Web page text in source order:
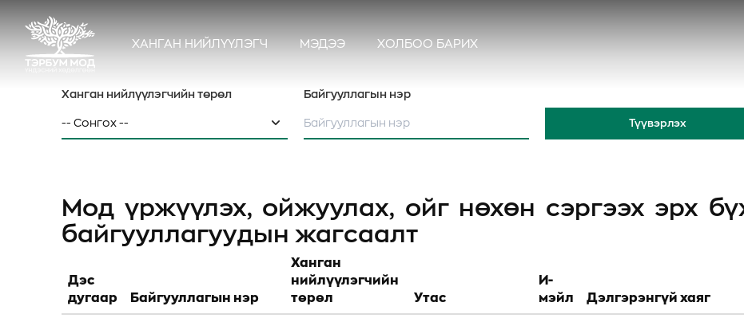
ХАНГАН НИЙЛҮҮЛЭГЧ МЭДЭЭ ХОЛБОО БАРИХ
Ханган нийлүүлэгчийн төрөл Байгууллагын нэр
Түүвэрлэх
Мод үржүүлэх, ойжуулах, ойг нөхөн сэргээх эрх
байгууллагуудын жагсаалт
Дэс
дугаар
Байгууллагын нэр
Ханган
нийлүүлэгчийн
төрөл
Утас
И-
мэйл
Дэлгэрэнгүй хаяг